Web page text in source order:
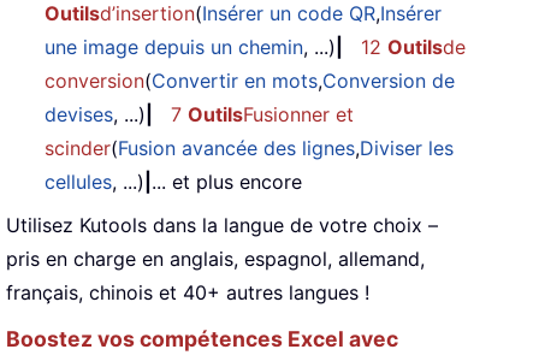
Outilsd’insertion(Insérer un code QR,Insérer
une image depuis un chemin, ...) 12 Outilsde
conversion(Convertir en mots,Conversion de
devises, ...) 7 OutilsFusionner et
scinder(Fusion avancée des lignes,Diviser les
cellules, ...) ... et plus encore
Utilisez Kutools dans la langue de votre choix –
pris en charge en anglais, espagnol, allemand,
français, chinois et 40+ autres langues !
Boostez vos compétences Excel avec